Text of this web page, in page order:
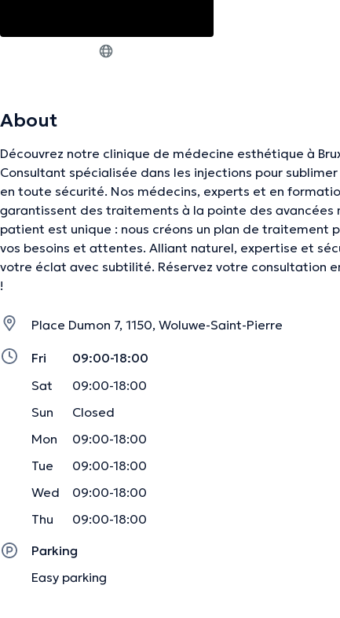
About
Découvrez notre clinique de médecine esthétique à
Consultant spécialisée dans les injections pour
en toute sécurité. Nos médecins, experts et en
garantissent des traitements à la pointe des avancées
patient est unique : nous créons un plan de traitement
vos besoins et attentes. Alliant naturel, expertise et
votre éclat avec subtilité. Réservez votre consultation
!
Place Dumon 7, 1150, Woluwe-Saint-Pierre
Fri
09:00-18:00
Sat
09:00-18:00
Sun
Closed
Mon
09:00-18:00
Tue
09:00-18:00
Wed
09:00-18:00
Thu
09:00-18:00
Parking
Easy parking